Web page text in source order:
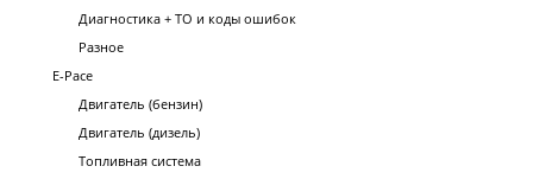
Диагностика + ТО и коды ошибок
Разное
E-Pace
Двигатель (бензин)
Двигатель (дизель)
Топливная система